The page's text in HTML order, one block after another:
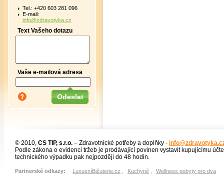
Tel.: +420 603 281 096
E-mail:
info@zdravotyka.cz
Text Vašeho dotazu
Vaše e-mailová adresa
© 2010, CS TIP, s.r.o. – Zdravotnické potřeby a doplňky -
Podle zákona o evidenci tržeb je prodávající povinen vystavit kupujícímu
technického výpadku pak nejpozději do 48 hodin.
Partnerské odkazy: LuxusníBižuterie.cz Kuchyně Wellness pobyty pro dva